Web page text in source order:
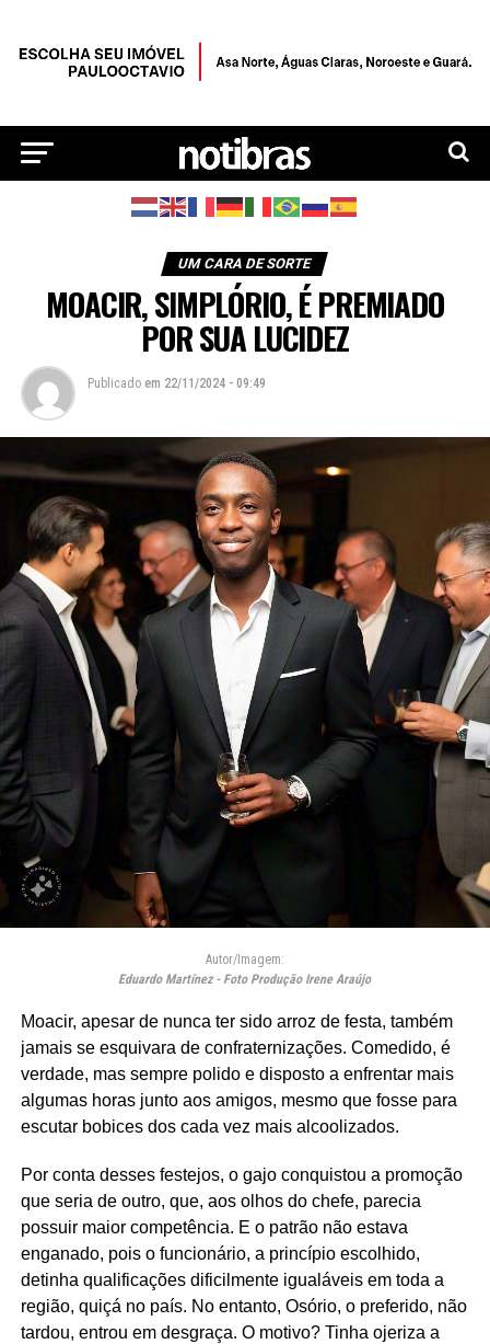
UM CARA DE SORTE
MOACIR, SIMPLÓRIO, É PREMIADO
POR SUA LUCIDEZ
Publicado em 22/11/2024 - 09:49
Autor/Imagem:
Eduardo Martínez - Foto Produção Irene Araújo
Moacir, apesar de nunca ter sido arroz de festa, também
jamais se esquivara de confraternizações. Comedido, é
verdade, mas sempre polido e disposto a enfrentar mais
algumas horas junto aos amigos, mesmo que fosse para
escutar bobices dos cada vez mais alcoolizados.
Por conta desses festejos, o gajo conquistou a promoção
que seria de outro, que, aos olhos do chefe, parecia
possuir maior competência. E o patrão não estava
enganado, pois o funcionário, a princípio escolhido,
detinha qualificações dificilmente igualáveis em toda a
região, quiçá no país. No entanto, Osório, o preferido, não
tardou, entrou em desgraça. O motivo? Tinha ojeriza a